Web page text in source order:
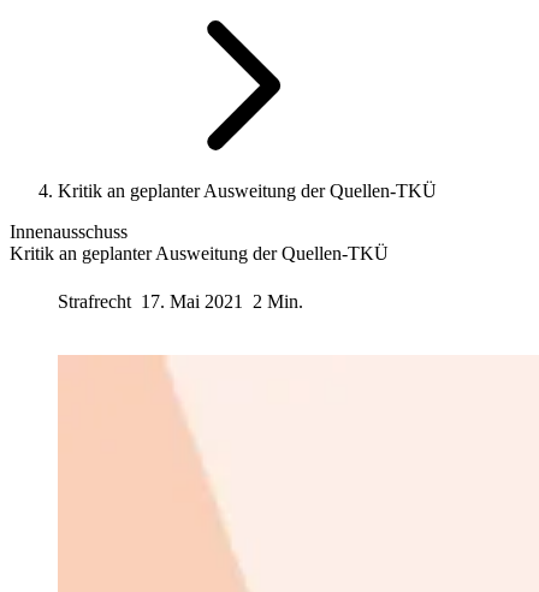
Kritik an geplanter Ausweitung der Quellen-TKÜ
Innenausschuss
Kritik an geplanter Ausweitung der Quellen-TKÜ
Strafrecht 17. Mai 2021 2 Min.